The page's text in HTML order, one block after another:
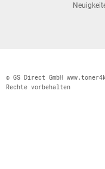
© GS Direct GmbH
Rechte vorbehalten